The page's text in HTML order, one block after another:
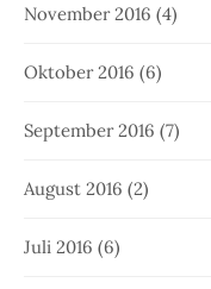
November 2016 (4)
Oktober 2016 (6)
September 2016 (7)
August 2016 (2)
Juli 2016 (6)